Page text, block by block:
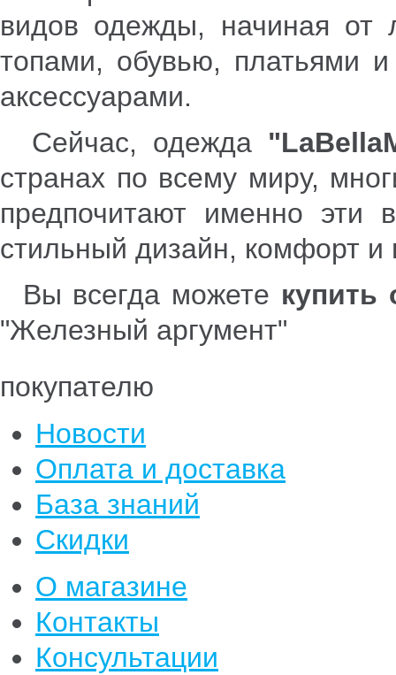
видов одежды, начиная от
топами, обувью, платьями
аксессуарами.
Сейчас, одежда "
странах по всему миру,
предпочитают именно эти
стильный дизайн, комфорт и
Вы всегда можете купить
"Железный аргумент"
покупателю
Новости
Оплата и доставка
База знаний
Скидки
О магазине
Контакты
Консультации